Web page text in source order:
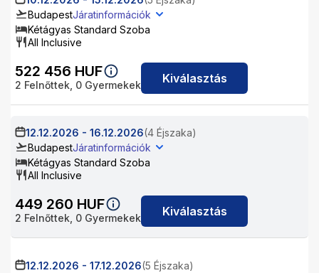
BudapestJáratinformációk
Kétágyas Standard Szoba
All Inclusive
522 456 HUF
2 Felnőttek, 0 Gyermekek Kiválasztás
12.12.2026 - 16.12.2026(4 Éjszaka)
BudapestJáratinformációk
Kétágyas Standard Szoba
All Inclusive
449 260 HUF
2 Felnőttek, 0 Gyermekek Kiválasztás
12.12.2026 - 17.12.2026(5 Éjszaka)